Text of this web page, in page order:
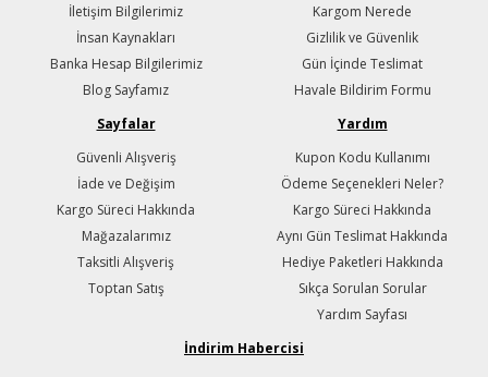
İletişim Bilgilerimiz
İnsan Kaynakları
Banka Hesap Bilgilerimiz
Blog Sayfamız
Kargom Nerede
Gizlilik ve Güvenlik
Gün İçinde Teslimat
Havale Bildirim Formu
Sayfalar
Güvenli Alışveriş
İade ve Değişim
Kargo Süreci Hakkında
Mağazalarımız
Taksitli Alışveriş
Toptan Satış
Yardım
Kupon Kodu Kullanımı
Ödeme Seçenekleri Neler?
Kargo Süreci Hakkında
Aynı Gün Teslimat Hakkında
Hediye Paketleri Hakkında
Sıkça Sorulan Sorular
Yardım Sayfası
İndirim Habercisi